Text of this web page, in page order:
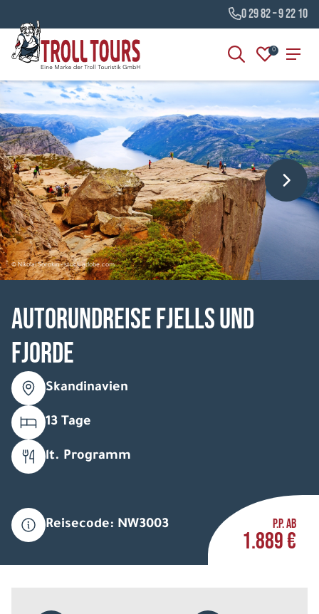
0 29 82 – 9 22 10
0
© Nikolai Sorokin - stock.adobe.com
Autorundreise Fjells und
Fjorde
Skandinavien
13 Tage
lt. Programm
Reisecode: NW3003 P.P. AB
1.889 €